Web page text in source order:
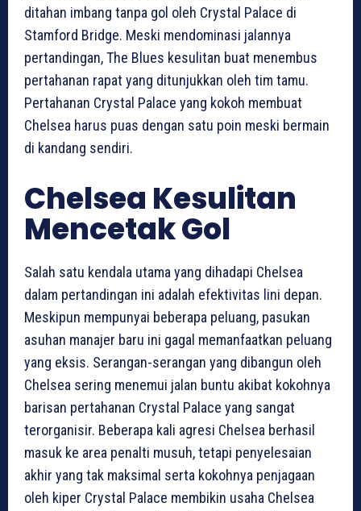
ditahan imbang tanpa gol oleh Crystal Palace di
Stamford Bridge. Meski mendominasi jalannya
pertandingan, The Blues kesulitan buat menembus
pertahanan rapat yang ditunjukkan oleh tim tamu.
Pertahanan Crystal Palace yang kokoh membuat
Chelsea harus puas dengan satu poin meski bermain
di kandang sendiri.
Chelsea Kesulitan
Mencetak Gol
Salah satu kendala utama yang dihadapi Chelsea
dalam pertandingan ini adalah efektivitas lini depan.
Meskipun mempunyai beberapa peluang, pasukan
asuhan manajer baru ini gagal memanfaatkan peluang
yang eksis. Serangan-serangan yang dibangun oleh
Chelsea sering menemui jalan buntu akibat kokohnya
barisan pertahanan Crystal Palace yang sangat
terorganisir. Beberapa kali agresi Chelsea berhasil
masuk ke area penalti musuh, tetapi penyelesaian
akhir yang tak maksimal serta kokohnya penjagaan
oleh kiper Crystal Palace membikin usaha Chelsea